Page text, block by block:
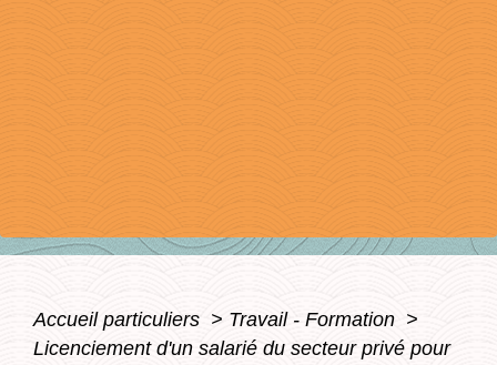
Accueil particuliers > Travail - Formation >
Licenciement d'un salarié du secteur privé pour